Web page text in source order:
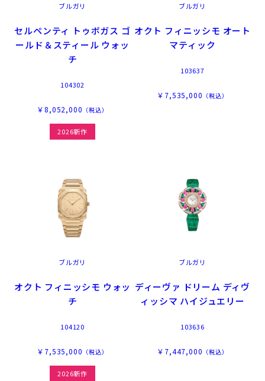
ブルガリ
セルペンティ トゥボガス ゴ
ールド＆スティール ウォッ
チ
104302
￥8,052,000 （税込）
2026新作
ブルガリ
オクト フィニッシモ オート
マティック
103637
￥7,535,000 （税込）
ブルガリ
オクト フィニッシモ ウォッ
チ
104120
￥7,535,000 （税込）
2026新作
ブルガリ
ディーヴァ ドリーム ディヴ
ィッシマ ハイジュエリー
103636
￥7,447,000 （税込）